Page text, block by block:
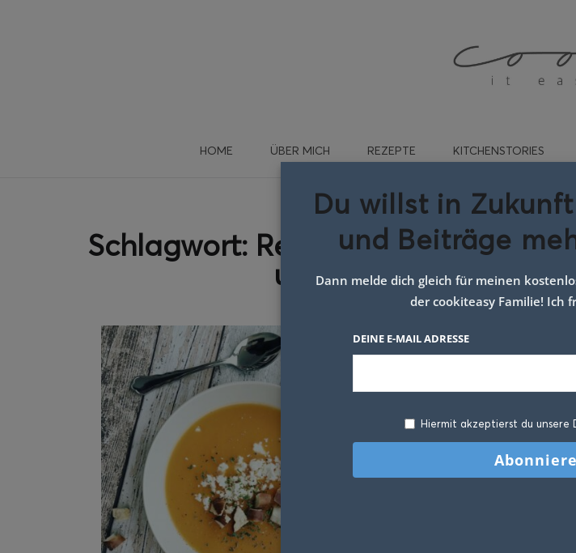
HOME ÜBER MICH REZEPTE KITCHENSTORIES
Schlagwort: Rezept für Karotten-
und Laugencroutons
Du willst in
und Beiträge
Dann melde dich gleich für meinen
der cookiteasy Familie! Ich
DEINE E-MAIL ADRESSE
Hiermit akzeptierst du unsere